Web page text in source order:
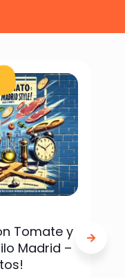
Tomate y
Madrid –